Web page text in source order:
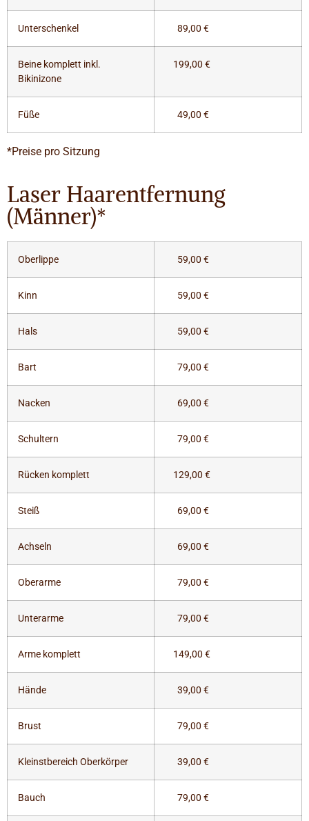
Unterschenkel 89,00 €
Beine komplett inkl.
Bikinizone
199,00 €
Füße 49,00 €
*Preise pro Sitzung
Laser Haarentfernung
(Männer)*
Oberlippe 59,00 €
Kinn 59,00 €
Hals 59,00 €
Bart 79,00 €
Nacken 69,00 €
Schultern 79,00 €
Rücken komplett 129,00 €
Steiß 69,00 €
Achseln 69,00 €
Oberarme 79,00 €
Unterarme 79,00 €
Arme komplett 149,00 €
Hände 39,00 €
Brust 79,00 €
Kleinstbereich Oberkörper 39,00 €
Bauch 79,00 €